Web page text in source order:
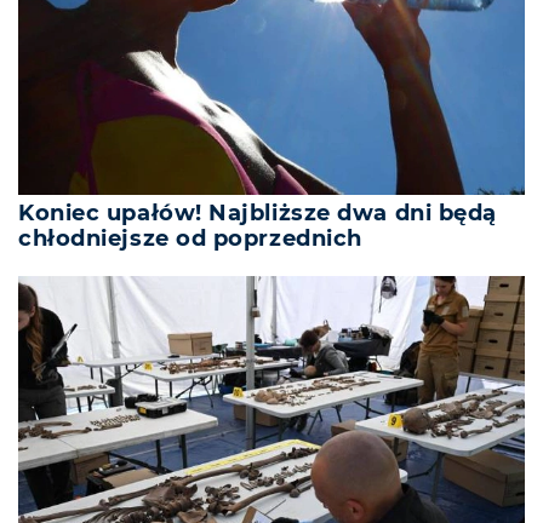
Koniec upałów! Najbliższe dwa dni będą
chłodniejsze od poprzednich